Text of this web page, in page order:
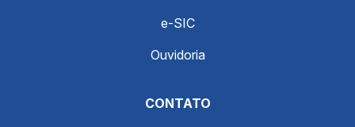
e-SIC
Ouvidoria
CONTATO